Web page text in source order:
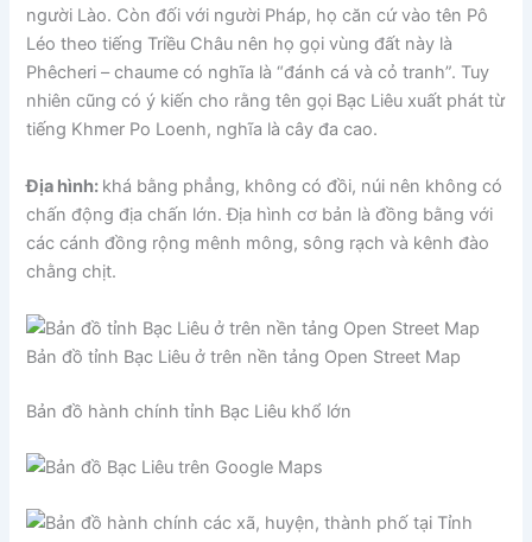
người Lào. Còn đối với người Pháp, họ căn cứ vào tên Pô
Léo theo tiếng Triều Châu nên họ gọi vùng đất này là
Phêcheri – chaume có nghĩa là “đánh cá và cỏ tranh”. Tuy
nhiên cũng có ý kiến cho rằng tên gọi Bạc Liêu xuất phát từ
tiếng Khmer Po Loenh, nghĩa là cây đa cao.
Địa hình: khá bằng phẳng, không có đồi, núi nên không có
chấn động địa chấn lớn. Địa hình cơ bản là đồng bằng với
các cánh đồng rộng mênh mông, sông rạch và kênh đào
chằng chịt.
Bản đồ tỉnh Bạc Liêu ở trên nền tảng Open Street Map
Bản đồ hành chính tỉnh Bạc Liêu khổ lớn